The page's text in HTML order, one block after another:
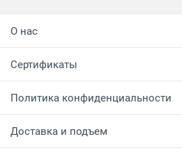
О нас
Сертификаты
Политика конфиденциальности
Доставка и подъем